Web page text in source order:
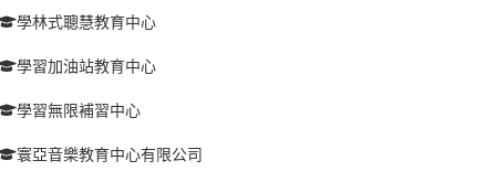
學林式聰慧教育中心
學習加油站教育中心
學習無限補習中心
寰亞音樂教育中心有限公司